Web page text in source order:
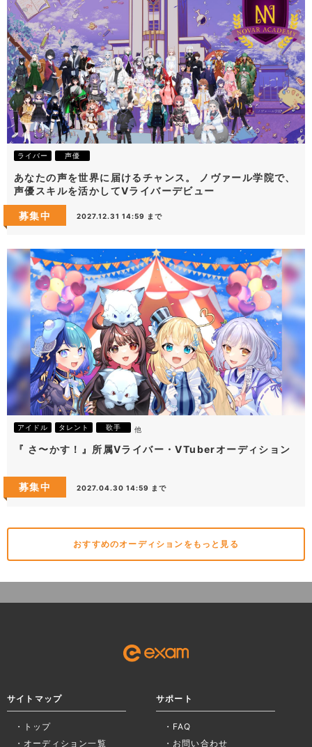
ライバー 声優
あなたの声を世界に届けるチャンス。 ノヴァール学院で、
声優スキルを活かしてVライバーデビュー
募集中 2027.12.31 14:59 まで
アイドル タレント 歌手 他
『 さ〜かす！』所属Vライバー・VTuberオーディション
募集中 2027.04.30 14:59 まで
おすすめのオーディションをもっと見る
サイトマップ
トップ
オーディション一覧
サポート
FAQ
お問い合わせ